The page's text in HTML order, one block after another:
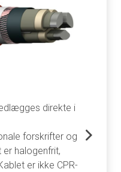
direkte i
forskrifter og
er halogenfrit,
er ikke CPR-